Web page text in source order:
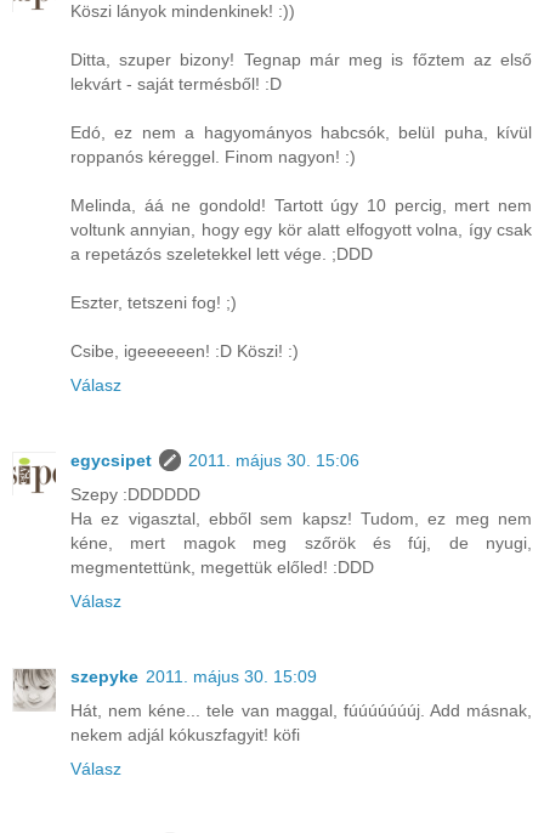
Köszi lányok mindenkinek! :))
Ditta, szuper bizony! Tegnap már meg is főztem az első
lekvárt - saját termésből! :D
Edó, ez nem a hagyományos habcsók, belül puha, kívül
roppanós kéreggel. Finom nagyon! :)
Melinda, áá ne gondold! Tartott úgy 10 percig, mert nem
voltunk annyian, hogy egy kör alatt elfogyott volna, így csak
a repetázós szeletekkel lett vége. ;DDD
Eszter, tetszeni fog! ;)
Csibe, igeeeeeen! :D Köszi! :)
Válasz
egycsipet
2011. május 30. 15:06
Szepy :DDDDDD
Ha ez vigasztal, ebből sem kapsz! Tudom, ez meg nem
kéne, mert magok meg szőrök és fúj, de nyugi,
megmentettünk, megettük előled! :DDD
Válasz
szepyke 2011. május 30. 15:09
Hát, nem kéne... tele van maggal, fúúúúúúúj. Add másnak,
nekem adjál kókuszfagyit! köfi
Válasz